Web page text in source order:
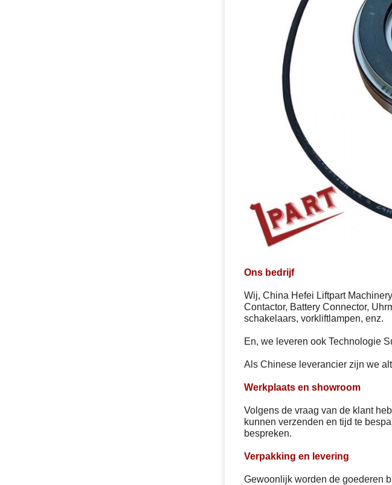
Ons bedrijf
Wij, China Hefei Liftpart
Contactor, Battery Connector,
schakelaars, vorkliftlampen, enz.
En, we leveren ook Technologie
Als Chinese leverancier zijn we
Werkplaats en showroom
Volgens de vraag van de klant
kunnen verzenden en tijd te
bespreken.
Verpakking en levering
Gewoonlijk worden de goederen